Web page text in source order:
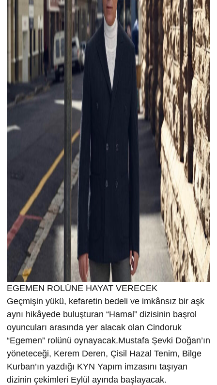
EGEMEN ROLÜNE HAYAT VERECEK
Geçmişin yükü, kefaretin bedeli ve imkânsız bir aşk
aynı hikâyede buluşturan “Hamal” dizisinin başrol
oyuncuları arasında yer alacak olan Cindoruk
“Egemen” rolünü oynayacak.Mustafa Şevki Doğan’ın
yöneteceği, Kerem Deren, Çisil Hazal Tenim, Bilge
Kurban’ın yazdığı KYN Yapım imzasını taşıyan
dizinin çekimleri Eylül ayında başlayacak.